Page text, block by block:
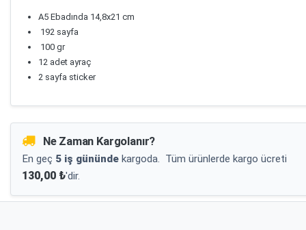
A5 Ebadında 14,8x21 cm
192 sayfa
100 gr
12 adet ayraç
2 sayfa sticker
Ne Zaman Kargolanır?
En geç 5 iş gününde kargoda. Tüm ürünlerde kargo ücreti
130,00 ₺'dir.